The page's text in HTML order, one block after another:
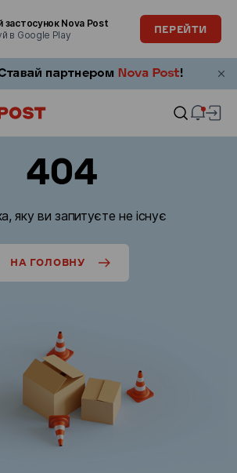
застосунок Nova Post
в Google Play
ПЕРЕЙТИ
404
яку ви запитуєте не існує
НА ГОЛОВНУ